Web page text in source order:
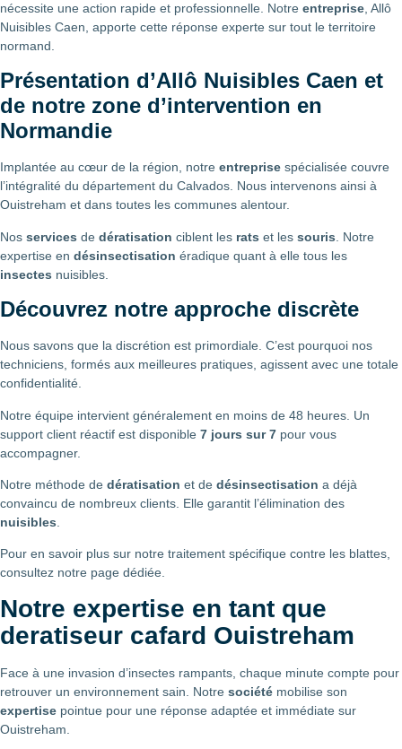
nécessite une action rapide et professionnelle. Notre entreprise , Allô
Nuisibles Caen, apporte cette réponse experte sur tout le territoire
normand.
Présentation d’Allô Nuisibles Caen et
de notre zone d’intervention en
Normandie
Implantée au cœur de la région, notre entreprise spécialisée couvre
l’intégralité du département du Calvados. Nous intervenons ainsi à
Ouistreham et dans toutes les communes alentour.
Nos services de dératisation ciblent les rats et les souris . Notre
expertise en désinsectisation éradique quant à elle tous les
insectes nuisibles.
Découvrez notre approche discrète
Nous savons que la discrétion est primordiale. C’est pourquoi nos
techniciens, formés aux meilleures pratiques, agissent avec une totale
confidentialité.
Notre équipe intervient généralement en moins de 48 heures. Un
support client réactif est disponible 7 jours sur 7 pour vous
accompagner.
Notre méthode de dératisation et de désinsectisation a déjà
convaincu de nombreux clients. Elle garantit l’élimination des
nuisibles
Pour en savoir plus sur notre traitement spécifique contre les blattes,
consultez notre page dédiée.
Notre expertise en tant que
deratiseur cafard Ouistreham
Face à une invasion d’insectes rampants, chaque minute compte pour
retrouver un environnement sain. Notre société mobilise son
expertise pointue pour une réponse adaptée et immédiate sur
Ouistreham.